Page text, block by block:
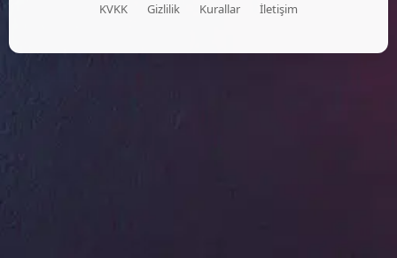
KVKK Gizlilik Kurallar İletişim